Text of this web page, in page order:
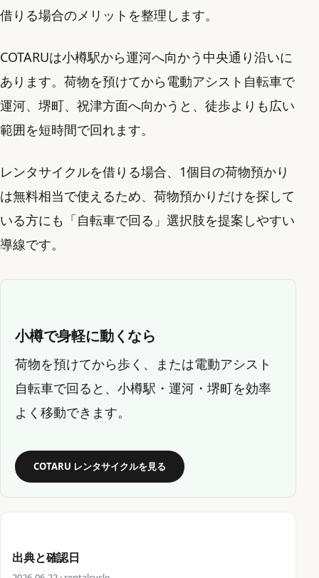
借りる場合のメリットを整理します。
COTARUは小樽駅から運河へ向かう中央通り沿いに
あります。荷物を預けてから電動アシスト自転車で
運河、堺町、祝津方面へ向かうと、徒歩よりも広い
範囲を短時間で回れます。
レンタサイクルを借りる場合、1個目の荷物預かり
は無料相当で使えるため、荷物預かりだけを探して
いる方にも「自転車で回る」選択肢を提案しやすい
導線です。
小樽で身軽に動くなら
荷物を預けてから歩く、または電動アシスト
自転車で回ると、小樽駅・運河・堺町を効率
よく移動できます。
COTARU レンタサイクルを見る
出典と確認日